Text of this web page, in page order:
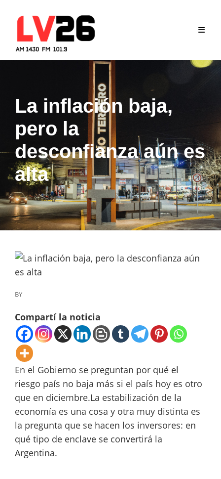
content
La inflación baja,
pero la
desconfianza aún es
alta
BY
Compartí la noticia
En el Gobierno se preguntan por qué el
riesgo país no baja más si el país hoy es otro
que en diciembre.La estabilización de la
economía es una cosa y otra muy distinta es
la pregunta que se hacen los inversores: en
qué tipo de enclave se convertirá la
Argentina.